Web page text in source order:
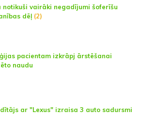
notikuši vairāki negadījumi šoferīšu
dēļ (2)
pacientam izkrāpj ārstēšanai
naudu
ar "Lexus" izraisa 3 auto sadursmi